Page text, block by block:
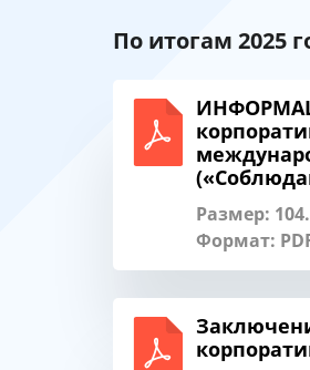
По итогам 2025
Размер:
Формат: